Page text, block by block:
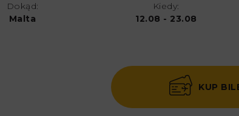
Dokąd:
Malta
Kiedy:
12.08 - 23.08
KUP